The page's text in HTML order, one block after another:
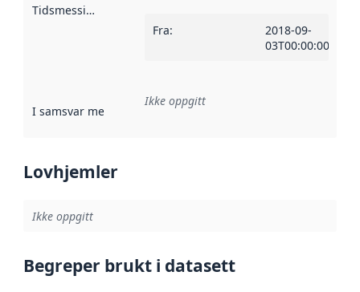
Tidsmessig avgrensning
Fra:
2018-09-
03T00:00:00Z
I samsvar med Referanse til en implementasjonsregel
Ikke oppgitt
Lovhjemler
Ikke oppgitt
Begreper brukt i datasett